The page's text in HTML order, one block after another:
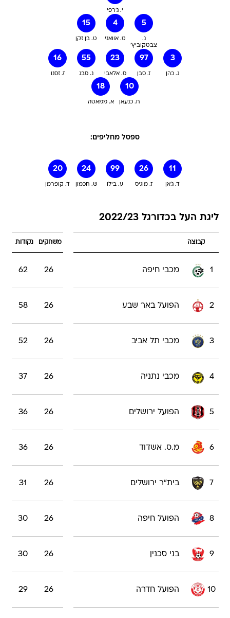
י. ג'רפי
15
ט. בן זקן
4
ט. אוואני
5
נ.
צבטקוביץ'
16
ז. זסנו
55
נ. סבג
23
ס. אלאבי
97
ז. סבן
3
ג. כהן
18
א. ממאטה
10
ח. כנעאן
ספסל מחליפים:
20
ד. קופרמן
24
ש. חכמון
99
ע. בילו
26
ז. מוגיס
11
ד. ג'אן
ליגת העל בכדורגל 2022/23
קבוצה משחקים נקודות
1 מכבי חיפה 26
62
2 הפועל באר שבע 26
58
3 מכבי תל אביב 26
52
4 מכבי נתניה 26
37
5 הפועל ירושלים 26
36
6 מ.ס. אשדוד 26
36
7 בית"ר ירושלים 26
31
8 הפועל חיפה 26
30
9 בני סכנין 26
30
10 הפועל חדרה 26
29